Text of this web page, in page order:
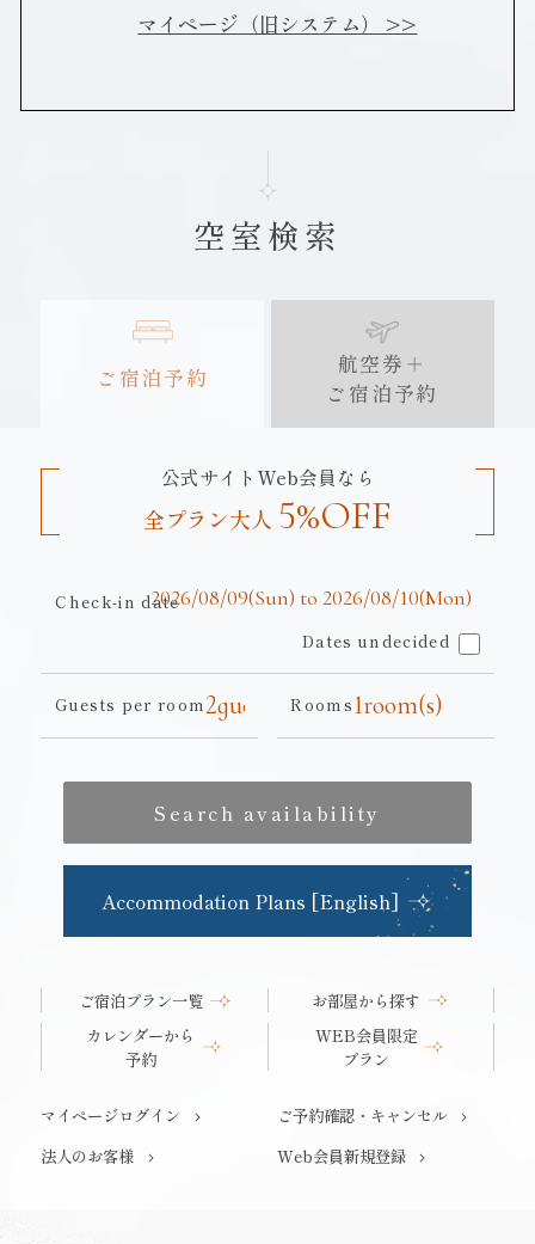
マイページ（旧システム） >>
空室検索
ご宿泊予約
航空券＋
ご宿泊予約
公式サイトWeb会員なら
全プラン大人 5%OFF
Check-in date
Dates undecided
Guests per room Rooms
Accommodation Plans [English]
ご宿泊プラン一覧
お部屋から探す
カレンダーから
予約
WEB会員限定
プラン
マイページログイン
ご予約確認・キャンセル
法人のお客様
Web会員新規登録